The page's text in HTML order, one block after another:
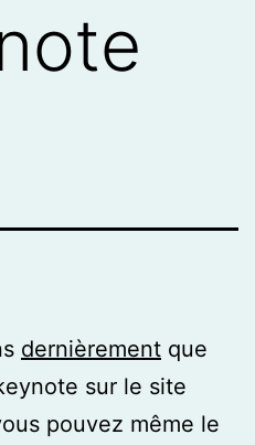
dernièrement que
sur le site
pouvez même le